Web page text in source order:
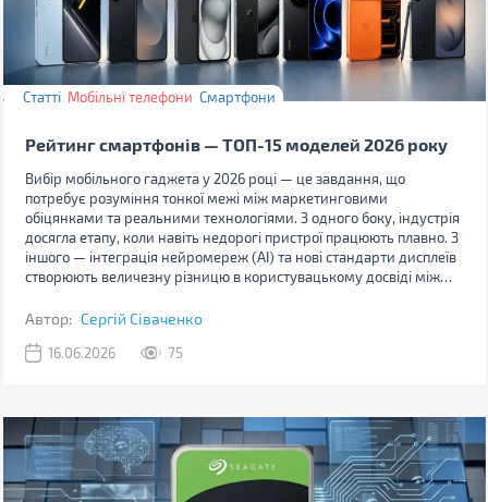
Статті Мобільні телефони Смартфони
Рейтинг смартфонів — ТОП-15 моделей 2026 року
Вибір мобільного гаджета у 2026 році — це завдання, що
потребує розуміння тонкої межі між маркетинговими
обіцянками та реальними технологіями. З одного боку, індустрія
досягла етапу, коли навіть недорогі пристрої працюють плавно. З
іншого — інтеграція нейромереж (AI) та нові стандарти дисплеїв
створюють величезну різницю в користувацькому досвіді між
Автор: Сергій Сіваченко
16.06.2026 75